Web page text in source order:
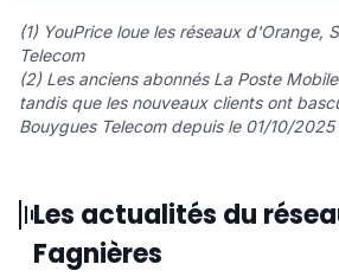
(1) YouPrice loue les réseaux d'Orange,
Telecom
(2) Les anciens abonnés La Poste
tandis que les nouveaux clients ont
Bouygues Telecom depuis le 01/10/2025
Les actualités du
Fagnières